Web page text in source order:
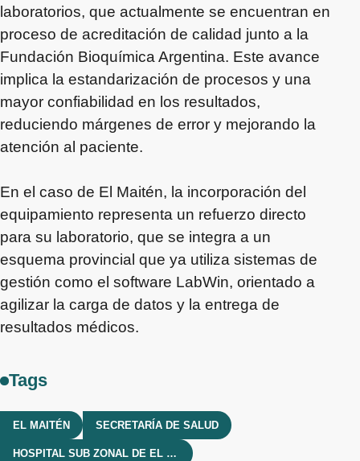
laboratorios, que actualmente se encuentran en
proceso de acreditación de calidad junto a la
Fundación Bioquímica Argentina. Este avance
implica la estandarización de procesos y una
mayor confiabilidad en los resultados,
reduciendo márgenes de error y mejorando la
atención al paciente.
En el caso de El Maitén, la incorporación del
equipamiento representa un refuerzo directo
para su laboratorio, que se integra a un
esquema provincial que ya utiliza sistemas de
gestión como el software LabWin, orientado a
agilizar la carga de datos y la entrega de
resultados médicos.
Tags
EL MAITÉN SECRETARÍA DE SALUD
HOSPITAL SUB ZONAL DE EL MAITÉN